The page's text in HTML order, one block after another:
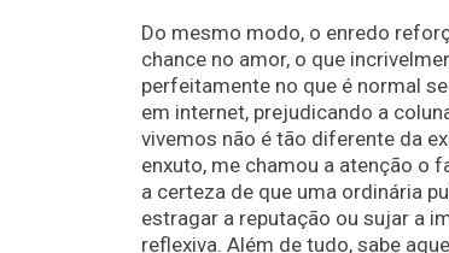
Do mesmo modo, o enredo
chance no amor, o que
perfeitamente no que é normal
em internet, prejudicando a
vivemos não é tão diferente da
enxuto, me chamou a atenção o
a certeza de que uma ordinária
estragar a reputação ou sujar a
reflexiva. Além de tudo, sabe